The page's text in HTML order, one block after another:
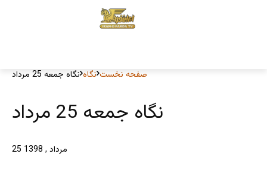
صفحه نخست نگاه نگاه جمعه 25 مرداد
نگاه جمعه 25 مرداد
25 مرداد , 1398